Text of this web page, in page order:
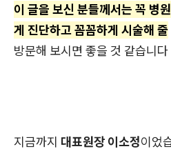
이 글을 보신 분들께서는 꼭 병
게 진단하고 꼼꼼하게 시술해 줄
방문해 보시면 좋을 것 같습니
지금까지 대표원장 이소정이었